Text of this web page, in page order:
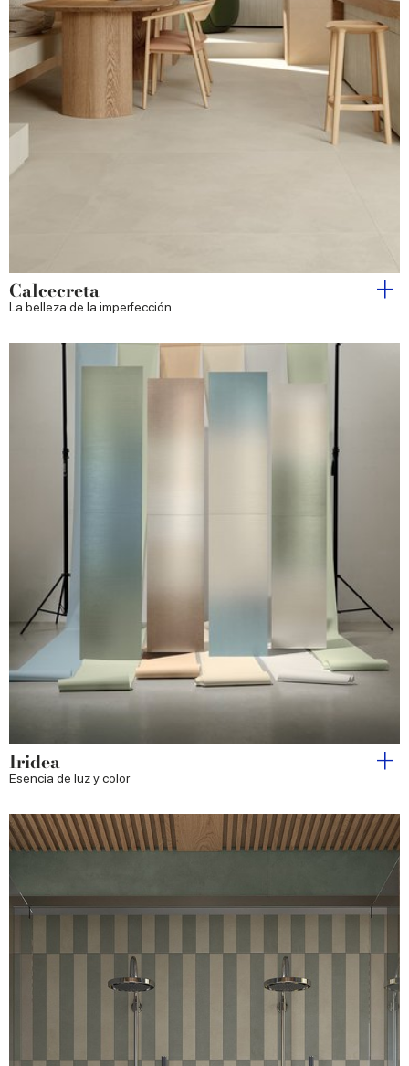
Calcecreta
La belleza de la imperfección.
Iridea
Esencia de luz y color